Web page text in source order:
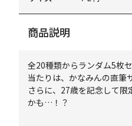
商品説明
全20種類からランダム5枚
当たりは、かなみんの直筆
さらに、27歳を記念して限
かも…！？